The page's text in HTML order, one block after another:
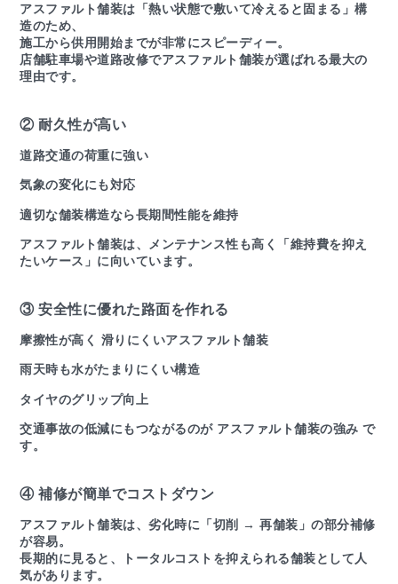
アスファルト舗装は「熱い状態で敷いて冷えると固まる」構
造のため、
施工から供用開始までが非常にスピーディー。
店舗駐車場や道路改修でアスファルト舗装が選ばれる最大の
理由です。
② 耐久性が高い
道路交通の荷重に強い
気象の変化にも対応
適切な舗装構造なら長期間性能を維持
アスファルト舗装は、メンテナンス性も高く「維持費を抑え
たいケース」に向いています。
③ 安全性に優れた路面を作れる
摩擦性が高く 滑りにくいアスファルト舗装
雨天時も水がたまりにくい構造
タイヤのグリップ向上
交通事故の低減にもつながるのが アスファルト舗装の強み で
す。
④ 補修が簡単でコストダウン
アスファルト舗装は、劣化時に「切削 → 再舗装」の部分補修
が容易。
長期的に見ると、トータルコストを抑えられる舗装として人
気があります。